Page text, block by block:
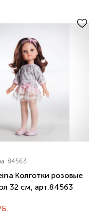
84563
Колготки розовые
32 см, арт.84563